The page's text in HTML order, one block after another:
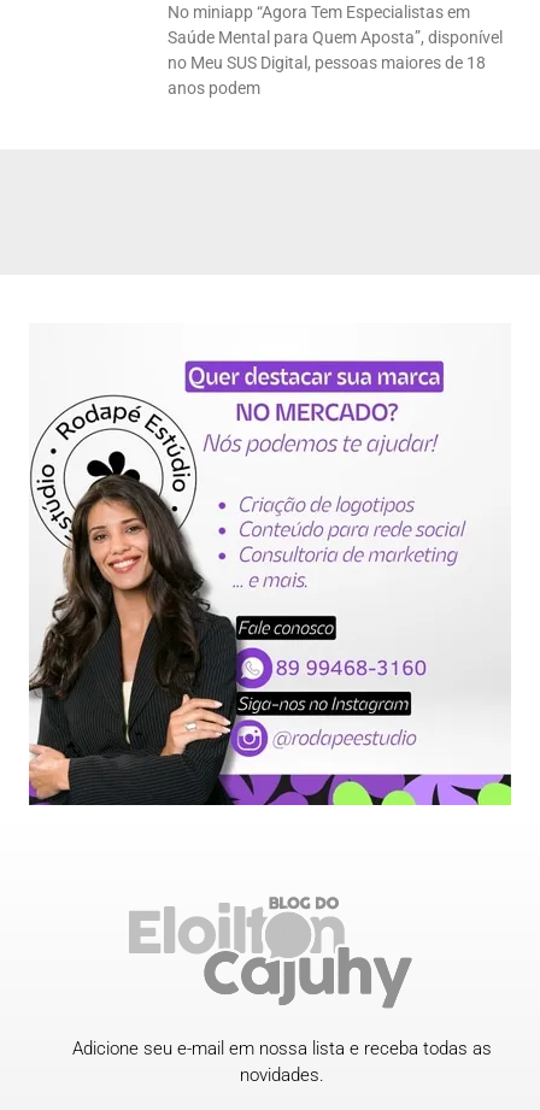
No miniapp “Agora Tem Especialistas em
Saúde Mental para Quem Aposta”, disponível
no Meu SUS Digital, pessoas maiores de 18
anos podem
Adicione seu e-mail em nossa lista e receba todas as
novidades.